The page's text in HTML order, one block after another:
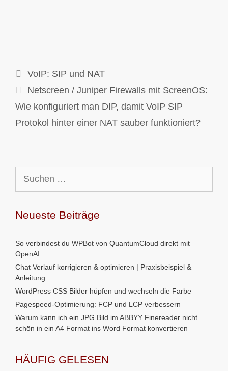
VoIP: SIP und NAT
Netscreen / Juniper Firewalls mit ScreenOS:
Wie konfiguriert man DIP, damit VoIP SIP
Protokol hinter einer NAT sauber funktioniert?
nach:
Neueste Beiträge
So verbindest du WPBot von QuantumCloud direkt mit
OpenAI:
Chat Verlauf korrigieren & optimieren | Praxisbeispiel &
Anleitung
WordPress CSS Bilder hüpfen und wechseln die Farbe
Pagespeed-Optimierung: FCP und LCP verbessern
Warum kann ich ein JPG Bild im ABBYY Finereader nicht
schön in ein A4 Format ins Word Format konvertieren
HÄUFIG GELESEN